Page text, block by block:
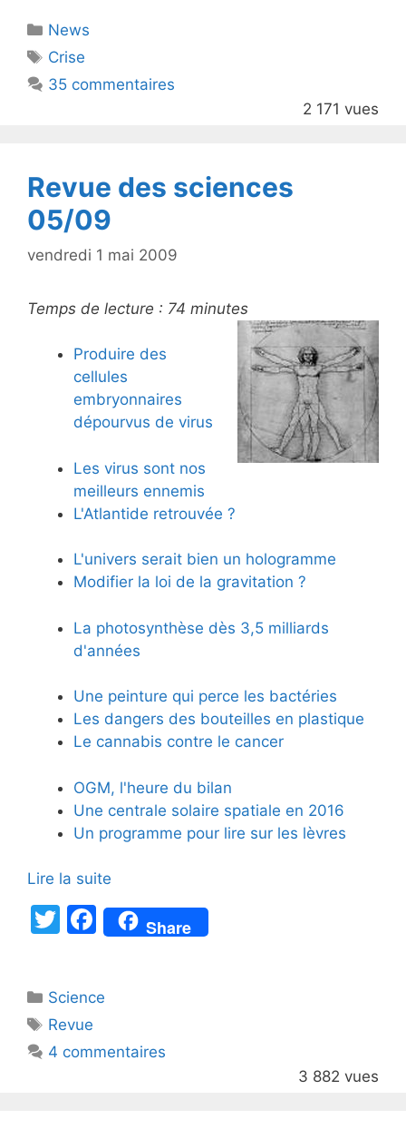
er
o
Catégories
News
Étiquettes
Crise
35 commentaires
2 171 vues
Revue des sciences
05/09
vendredi 1 mai 2009
Temps de lecture : 74 minutes
Produire des
cellules
embryonnaires
dépourvus de virus
Les virus sont nos
meilleurs ennemis
L'Atlantide retrouvée ?
L'univers serait bien un hologramme
Modifier la loi de la gravitation ?
La photosynthèse dès 3,5 milliards
d'années
Une peinture qui perce les bactéries
Les dangers des bouteilles en plastique
Le cannabis contre le cancer
OGM, l'heure du bilan
Une centrale solaire spatiale en 2016
Un programme pour lire sur les lèvres
Lire la suite
T
er
F
a
e
o
Share
Catégories
Science
Étiquettes
Revue
4 commentaires
3 882 vues